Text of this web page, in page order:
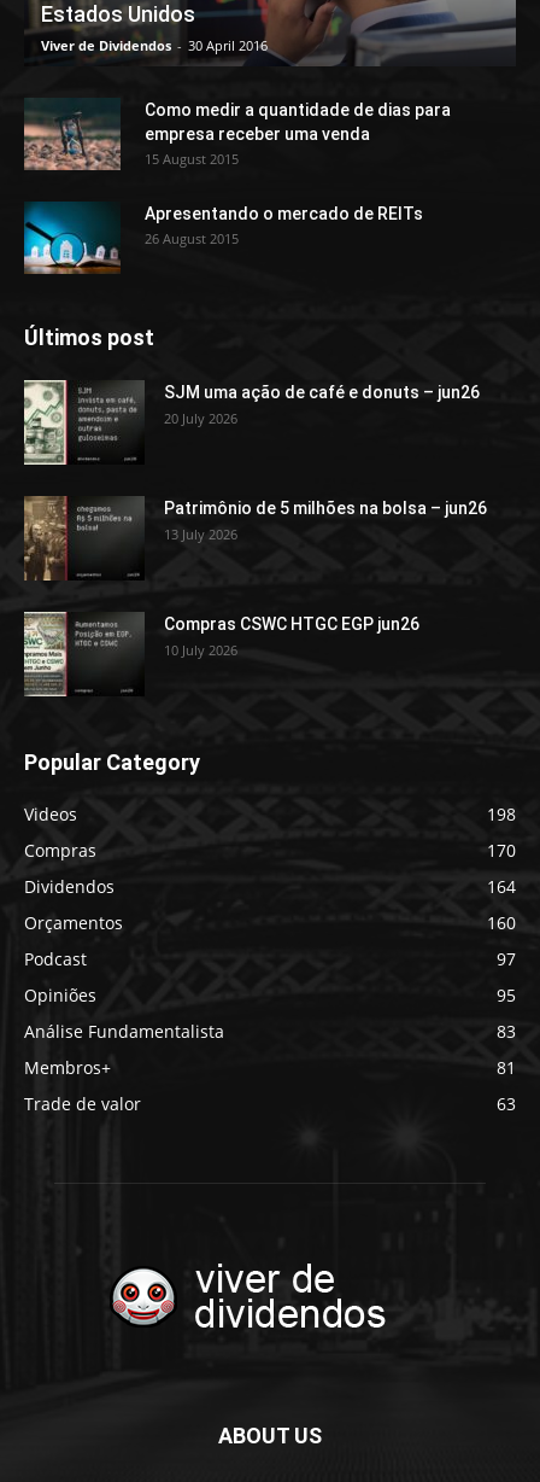
Estados Unidos
Viver de Dividendos - 30 April 2016
Como medir a quantidade de dias para
empresa receber uma venda
15 August 2015
Apresentando o mercado de REITs
26 August 2015
Últimos post
SJM uma ação de café e donuts – jun26
20 July 2026
Patrimônio de 5 milhões na bolsa – jun26
13 July 2026
Compras CSWC HTGC EGP jun26
10 July 2026
Popular Category
Videos
198
Compras
170
Dividendos
164
Orçamentos
160
Podcast
97
Opiniões
95
Análise Fundamentalista
83
Membros+
81
Trade de valor
63
ABOUT US